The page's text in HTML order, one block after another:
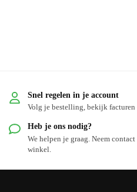
Snel regelen in je account
Volg je bestelling, bekijk facturen
Heb je ons nodig?
We helpen je graag. Neem
winkel.